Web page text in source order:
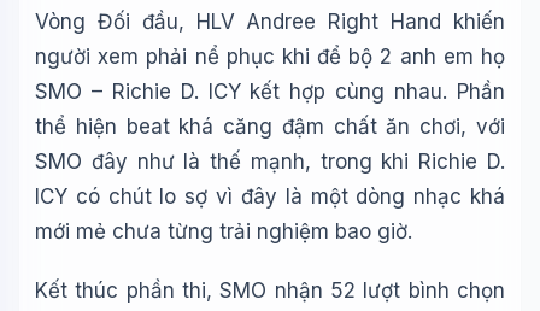
Vòng Đối đầu, HLV Andree Right Hand khiến
người xem phải nể phục khi để bộ 2 anh em họ
SMO – Richie D. ICY kết hợp cùng nhau. Phần
thể hiện beat khá căng đậm chất ăn chơi, với
SMO đây như là thế mạnh, trong khi Richie D.
ICY có chút lo sợ vì đây là một dòng nhạc khá
mới mẻ chưa từng trải nghiệm bao giờ.
Kết thúc phần thi, SMO nhận 52 lượt bình chọn